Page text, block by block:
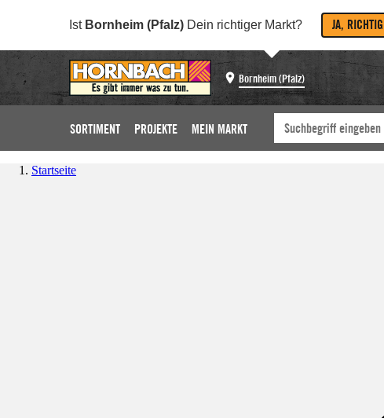
Ist Bornheim (Pfalz) Dein richtiger Markt? JA, RICHTIG
Bornheim (Pfalz)
SORTIMENT PROJEKTE MEIN MARKT
Startseite